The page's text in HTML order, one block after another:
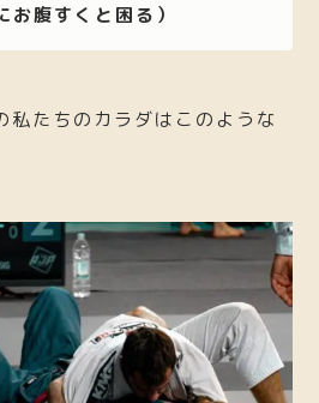
お腹すくと困る）
私たちのカラダはこのような